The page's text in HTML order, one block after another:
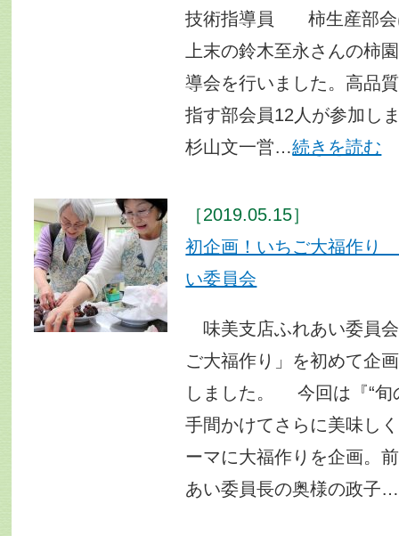
技術指導員 柿生産部会
上末の鈴木至永さんの柿
導会を行いました。高品
指す部会員12人が参加
杉山文一営…続きを読む
［2019.05.15］
初企画！いちご大福作り
い委員会
味美支店ふれあい委員
ご大福作り」を初めて企
しました。 今回は『“旬
手間かけてさらに美味し
ーマに大福作りを企画。
あい委員長の奥様の政子…